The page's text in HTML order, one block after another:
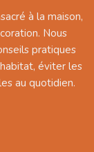
à la maison,
Nous
pratiques
éviter les
au quotidien.